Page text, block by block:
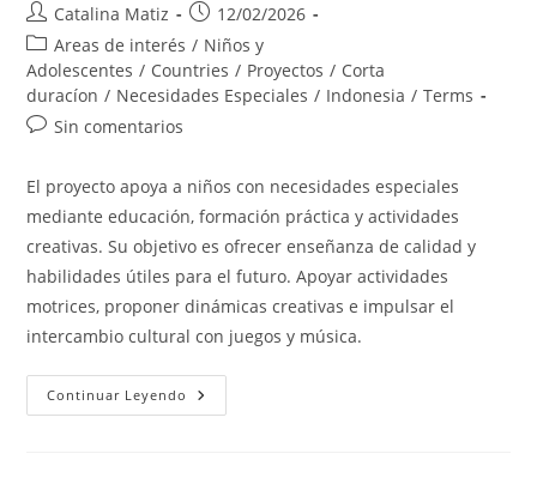
Autor
de
la
entrada:
Catalina Matiz
Publicación
de
la
entrada:
12/02/2026
Categoría
de
la
entrada:
Areas de interés / Niños y
Adolescentes / Countries / Proyectos / Corta
duracíon / Necesidades Especiales / Indonesia / Terms
Comentarios
la
entrada:
Sin comentarios
El proyecto apoya a niños con necesidades especiales
mediante educación, formación práctica y actividades
creativas. Su objetivo es ofrecer enseñanza de calidad y
habilidades útiles para el futuro. Apoyar actividades
motrices, proponer dinámicas creativas e impulsar el
intercambio cultural con juegos y música.
Continuar Leyendo Special
Needs